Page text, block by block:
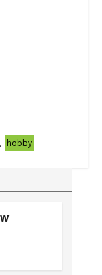
, hobby